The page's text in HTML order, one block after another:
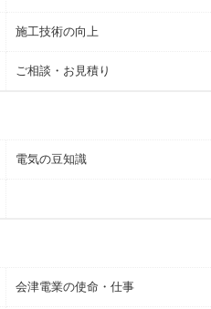
施工技術の向上
ご相談・お見積り
電気の豆知識
会津電業の使命・仕事